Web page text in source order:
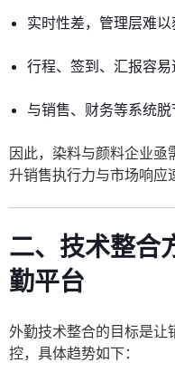
实时性差，管理层难以
行程、签到、汇报容易
与销售、财务等系统脱
因此，染料与颜料企业
升销售执行力与市场响应
二、技术整合
勤平台
外勤技术整合的目标是让
控，具体趋势如下：